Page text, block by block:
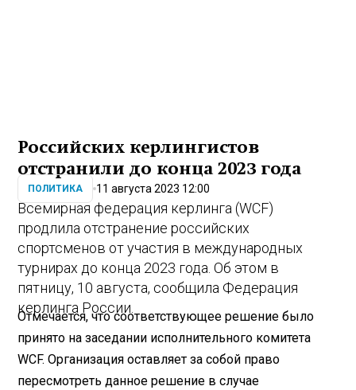
Российских керлингистов
отстранили до конца 2023 года
ПОЛИТИКА 11 августа 2023 12:00
Всемирная федерация керлинга (WCF)
продлила отстранение российских
спортсменов от участия в международных
турнирах до конца 2023 года. Об этом в
пятницу, 10 августа, сообщила Федерация
керлинга России.
Отмечается, что соответствующее решение было
принято на заседании исполнительного комитета
WCF. Организация оставляет за собой право
пересмотреть данное решение в случае